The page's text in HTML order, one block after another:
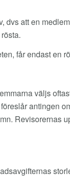
dvs att en
får endast en
väljs
antingen
Revisorernas